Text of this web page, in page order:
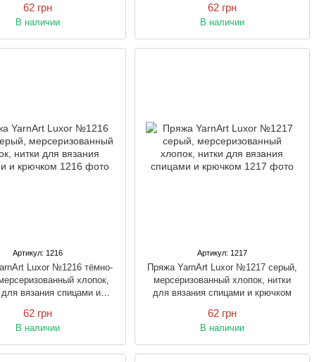
62 грн
В наличии
62 грн
В наличии
Артикул: 1216
Luxor №1216 тёмно-
хлопок,
для вязания спицами и
62 грн
В наличии
Артикул: 1217
Пряжа YarnArt Luxor №1217 серый,
мерсеризованный хлопок, нитки
для вязания спицами и крючком
62 грн
В наличии